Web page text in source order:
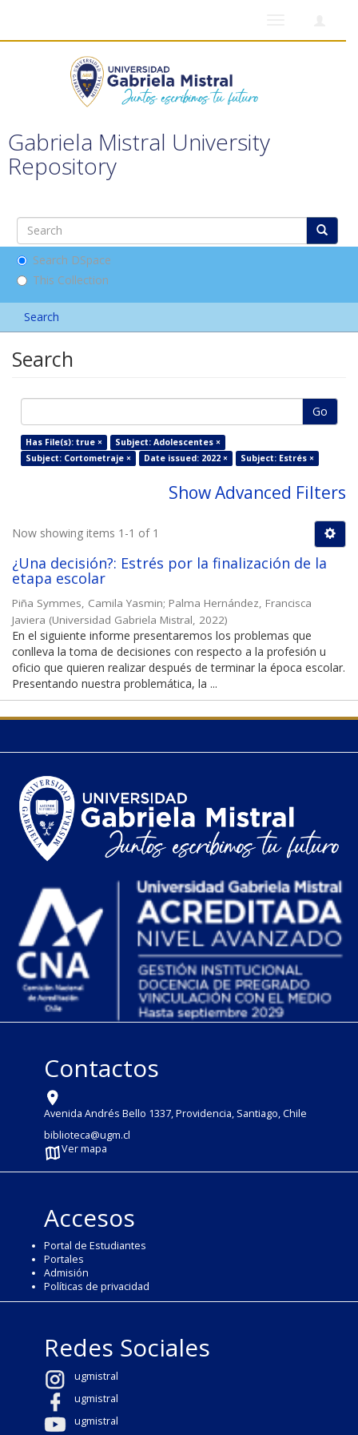
Gabriela Mistral University
Repository
Search DSpace
This Collection
Search
Search
Go
Has File(s): true ×
Subject: Adolescentes ×
Subject: Cortometraje ×
Date issued: 2022 × Subject: Estrés ×
Show Advanced Filters
Now showing items 1-1 of 1
¿Una decisión?: Estrés por la finalización de la
etapa escolar
Piña Symmes, Camila Yasmin; Palma Hernández, Francisca
Javiera (Universidad Gabriela Mistral, 2022)
En el siguiente informe presentaremos los problemas que
conlleva la toma de decisiones con respecto a la profesión u
oficio que quieren realizar después de terminar la época escolar.
Presentando nuestra problemática, la ...
Contactos
Avenida Andrés Bello 1337, Providencia, Santiago, Chile
biblioteca@ugm.cl
Ver mapa
Accesos
Portal de Estudiantes
Portales
Admisión
Políticas de privacidad
Redes Sociales
ugmistral
ugmistral
ugmistral